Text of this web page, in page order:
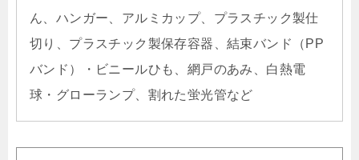
ん、ハンガー、アルミカップ、プラスチック製仕
切り、プラスチック製保存容器、結束バンド（PP
バンド）・ビニールひも、網戸のあみ、白熱電
球・グローランプ、割れた蛍光管など